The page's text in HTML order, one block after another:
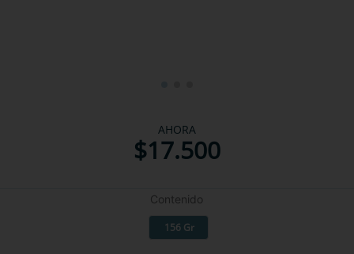
AHORA
$17.500
Contenido
156 Gr